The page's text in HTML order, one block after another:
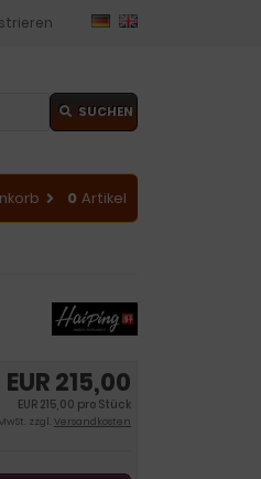
SUCHEN
0 Artikel
EUR 215,00
EUR 215,00 pro Stück
zzgl. Versandkosten